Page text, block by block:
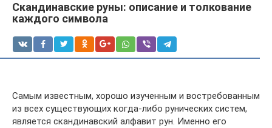
Скандинавские руны: описание и толкование
каждого символа
Самым известным, хорошо изученным и востребованным
из всех существующих когда-либо рунических систем,
является скандинавский алфавит рун. Именно его